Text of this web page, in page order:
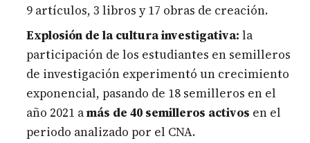
9 artículos, 3 libros y 17 obras de creación.
Explosión de la cultura investigativa: la
participación de los estudiantes en semilleros
de investigación experimentó un crecimiento
exponencial, pasando de 18 semilleros en el
año 2021 amás de 40 semilleros activos en el
periodo analizado por el CNA.